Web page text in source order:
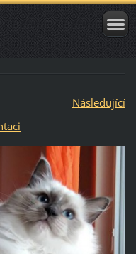
Následující